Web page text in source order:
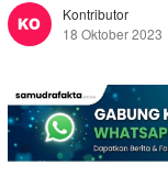
Kontributor
18 Oktober 2023